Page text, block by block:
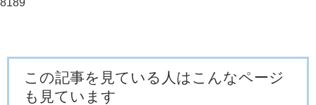
8189
この記事を見ている人はこんなページ
も見ています